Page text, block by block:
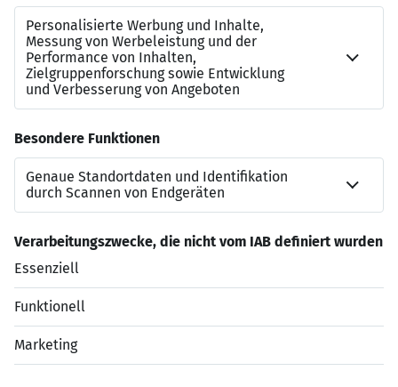
Bewerben Sie sich jetzt!
Profitieren Sie von kurzen Entscheidungswegen und
einem Team, das technologische Innovationen im
Sie die digitale Zukunft der Medizin in einer Rolle mit
maximalem Handlungsspielraum und hoher
Wertschätzung.
Datenschutzerklärung